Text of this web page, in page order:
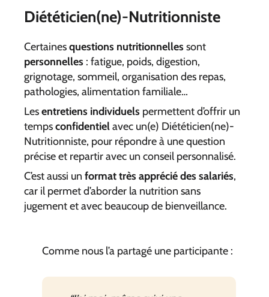
Diététicien(ne)-Nutritionniste
Certainesquestions nutritionnelles sont
personnelles : fatigue, poids, digestion,
grignotage, sommeil, organisation des repas,
pathologies, alimentation familiale…
Lesentretiens individuels permettent d’offrir un
tempsconfidentielavec un(e) Diététicien(ne)-
Nutritionniste, pour répondre à une question
précise et repartir avec un conseil personnalisé.
C’est aussi un format très apprécié des salariés,
car il permet d’aborder la nutrition sans
jugement et avec beaucoup de bienveillance.
Comme nous l’a partagé une participante :